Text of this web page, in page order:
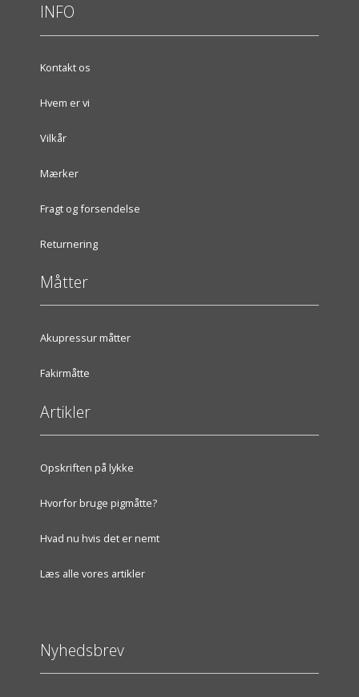
INFO
Kontakt os
Hvem er vi
Vilkår
Mærker
Fragt og forsendelse
Returnering
Måtter
Akupressur måtter
Fakirmåtte
Artikler
Opskriften på lykke
Hvorfor bruge pigmåtte?
Hvad nu hvis det er nemt
Læs alle vores artikler
Nyhedsbrev